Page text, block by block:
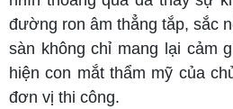
đường ron âm thẳng tắp, sắc
sàn không chỉ mang lại cảm
hiện con mắt thẩm mỹ của
đơn vị thi công.